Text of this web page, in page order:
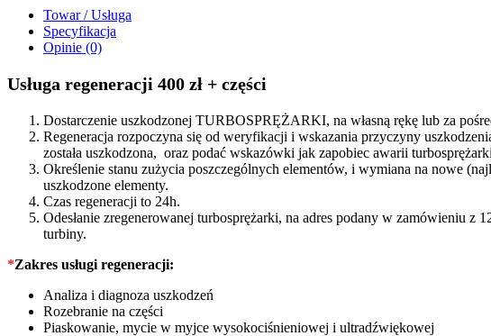
115KM
708639
quantity
Towar / Usługa
Specyfikacja
Opinie (0)
Usługa regeneracji 400 zł + części
Dostarczenie uszkodzonej TURBOSPRĘŻARKI, na własną rękę lub za
Regeneracja rozpoczyna się od weryfikacji i wskazania przyczyny
została uszkodzona, oraz podać wskazówki jak zapobiec awarii
Określenie stanu zużycia poszczególnych elementów, i wymiana na nowe
uszkodzone elementy.
Czas regeneracji to 24h.
Odesłanie zregenerowanej turbosprężarki, na adres podany w zamówieniu
turbiny.
*Zakres usługi regeneracji:
Analiza i diagnoza uszkodzeń
Rozebranie na części
Piaskowanie, mycie w myjce wysokociśnieniowej i ultradźwiękowej